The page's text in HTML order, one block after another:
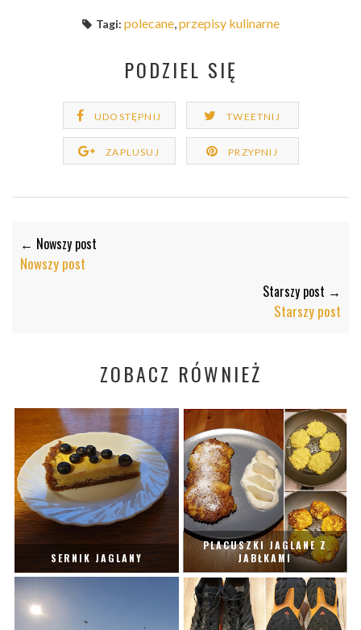
Tagi: polecane, przepisy kulinarne
PODZIEL SIĘ
UDOSTĘPNIJ TWEETNIJ
ZAPLUSUJ PRZYPNIJ
← Nowszy post
Nowszy post
Starszy post →
Starszy post
ZOBACZ RÓWNIEŻ
SERNIK JAGLANY
PLACUSZKI JAGLANE Z
JABŁKAMI